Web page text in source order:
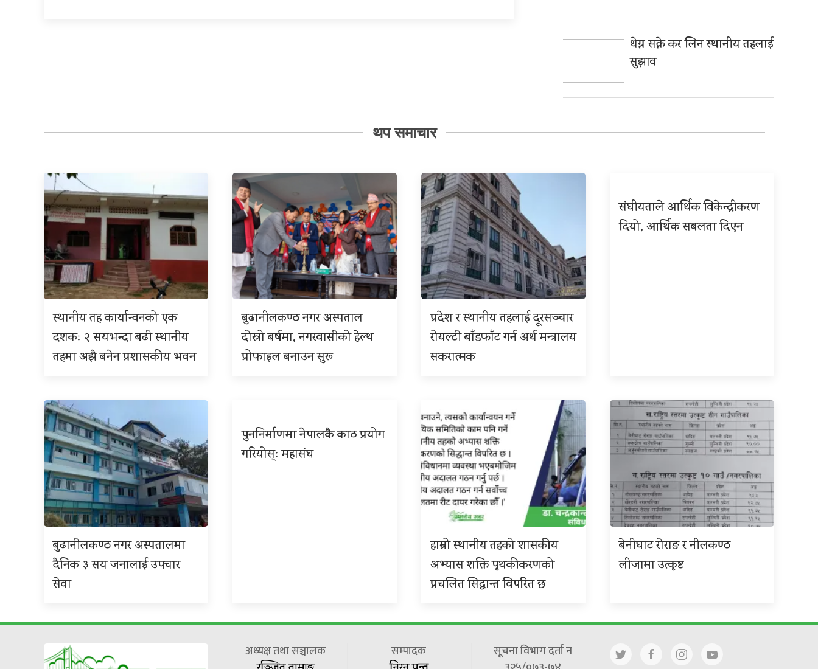
थेग्न सक्ने कर लिन स्थानीय तहलाई
सुझाव
थप समाचार
स्थानीय तह कार्यान्वनको एक
दशकः २ सयभन्दा बढी स्थानीय
तहमा अझै बनेन प्रशासकीय भवन
बुढानीलकण्ठ नगर अस्पताल
दोस्रो बर्षमा, नगरवासीको हेल्थ
प्रोफाइल बनाउन सुरू
प्रदेश र स्थानीय तहलाई दूरसञ्चार
रोयल्टी बाँडफाँट गर्न अर्थ मन्त्रालय
सकरात्मक
संघीयताले आर्थिक विकेन्द्रीकरण
दियो, आर्थिक सबलता दिएन
बुढानीलकण्ठ नगर अस्पतालमा
दैनिक ३ सय जनालाई उपचार
सेवा
पुननिर्माणमा नेपालकै काठ प्रयोग
गरियोस्ः महासंघ
हाम्रो स्थानीय तहको शासकीय
अभ्यास शक्ति पृथकीकरणको
प्रचलित सिद्धान्त विपरित छ
बेनीघाट रोराङ र नीलकण्ठ
लीजामा उत्कृष्ट
अध्यक्ष तथा सञ्चालक
सम्पादक
सूचना विभाग दर्ता न